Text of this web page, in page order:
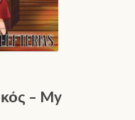
– My